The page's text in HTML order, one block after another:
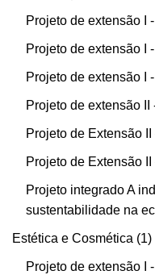
Projeto de extensão I
Projeto de extensão I
Projeto de extensão I
Projeto de extensão II
Projeto de Extensão
Projeto de Extensão
Projeto integrado A
sustentabilidade na
Estética e Cosmética 1
Projeto de extensão I